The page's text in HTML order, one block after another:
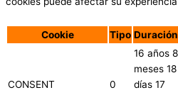
Cookie Tipo Duración
CONSENT 0
16 años 8
meses 18
días 17